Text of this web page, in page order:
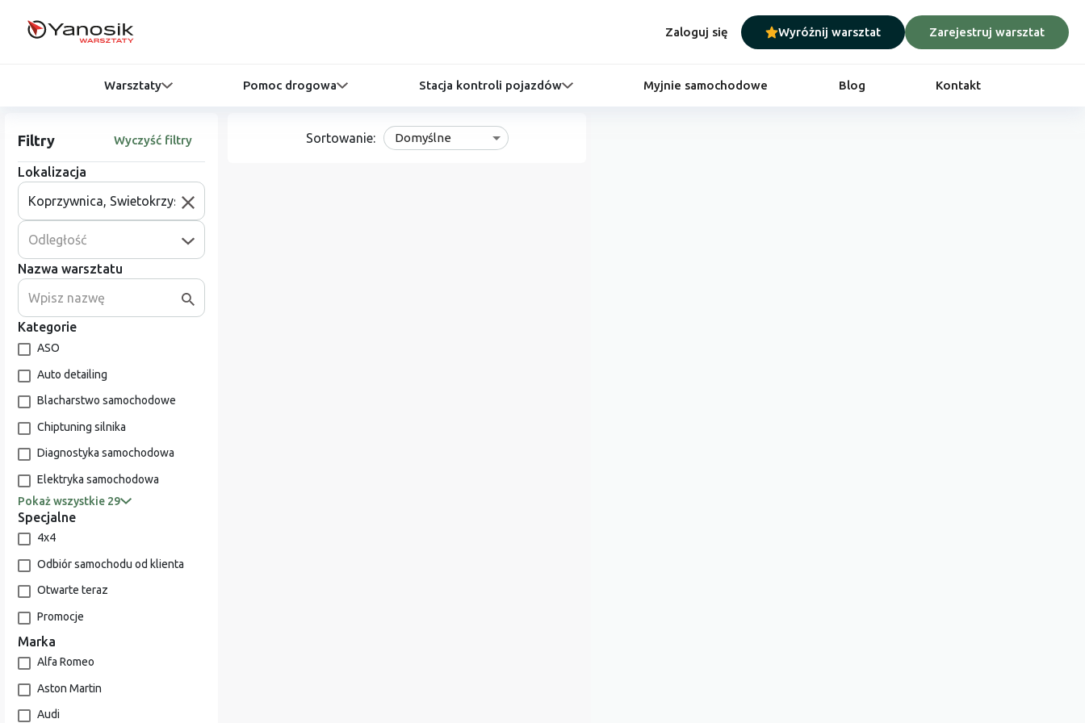
Zaloguj się Wyróżnij warsztat Zarejestruj warsztat
Warsztaty Pomoc drogowa Stacja kontroli pojazdów Myjnie samochodowe Blog Kontakt
Filtry Wyczyść filtry
Lokalizacja
Odległość
Nazwa warsztatu
Kategorie
ASO
Auto detailing
Blacharstwo samochodowe
Chiptuning silnika
Diagnostyka samochodowa
Elektryka samochodowa
Pokaż wszystkie 29
Specjalne
4x4
Odbiór samochodu od klienta
Otwarte teraz
Promocje
Marka
Alfa Romeo
Aston Martin
Audi
Sortowanie: Domyślne